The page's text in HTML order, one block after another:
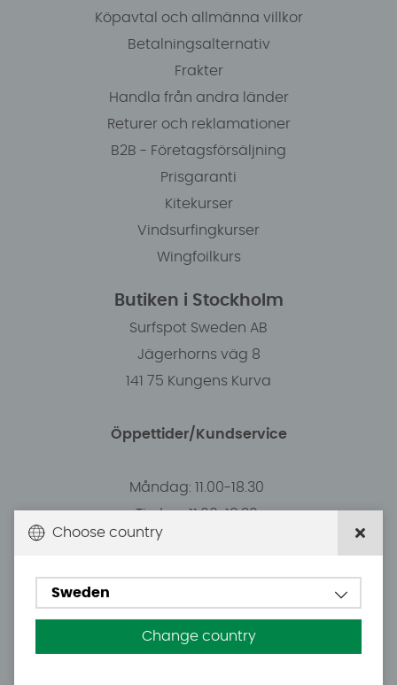
Köpavtal och allmänna villkor
Betalningsalternativ
Frakter
Handla från andra länder
Returer och reklamationer
B2B - Företagsförsäljning
Prisgaranti
Kitekurser
Vindsurfingkurser
Wingfoilkurs
Butiken i Stockholm
Surfspot Sweden AB
Jägerhorns väg 8
141 75 Kungens Kurva
Öppettider/Kundservice
Måndag: 11.00-18.30
Tisdag: 11.00-18.30
Onsdag: 11.00-18.30
Fredag: 11.00-16:00 (19:e juni stängt)
Lördag: 10.00-15.00 (20 juni stängt)
Söndag: Stängt
Choose country
Sweden
Change country